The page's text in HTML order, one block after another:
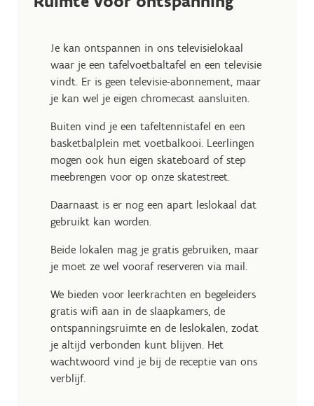
Je kan ontspannen in ons televisielokaal
waar je een tafelvoetbaltafel en een televisie
vindt. Er is geen televisie-abonnement, maar
je kan wel je eigen chromecast aansluiten.
Buiten vind je een tafeltennistafel en een
basketbalplein met voetbalkooi. Leerlingen
mogen ook hun eigen skateboard of step
meebrengen voor op onze skatestreet.
Daarnaast is er nog een apart leslokaal dat
gebruikt kan worden.
Beide lokalen mag je gratis gebruiken, maar
je moet ze wel vooraf reserveren via mail.
We bieden voor leerkrachten en begeleiders
gratis wifi aan in de slaapkamers, de
ontspanningsruimte en de leslokalen, zodat
je altijd verbonden kunt blijven. Het
wachtwoord vind je bij de receptie van ons
verblijf.